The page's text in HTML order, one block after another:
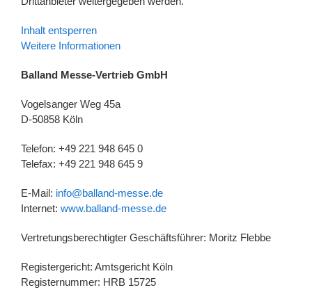
Inhalt entsperren
Weitere Informationen
Balland Messe-Vertrieb GmbH
Vogelsanger Weg 45a
D-50858 Köln
Telefon: +49 221 948 645 0
Telefax: +49 221 948 645 9
E-Mail: info@balland-messe.de
Internet: www.balland-messe.de
Vertretungsberechtigter Geschäftsführer: Moritz Flebbe
Registergericht: Amtsgericht Köln
Registernummer: HRB 15725